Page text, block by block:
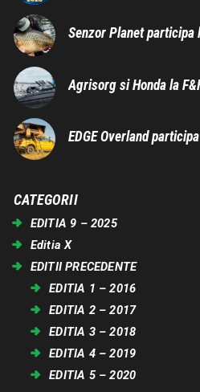
Senzor Planet participa
Agrisorg si Honda la
EDGE Overland
CATEGORII
EDITIA 9 – 2025
Editia X
EDITII PRECEDENTE
EDITIA 1 – 2016
EDITIA 2 – 2017
EDITIA 3 – 2018
EDITIA 4 – 2019
EDITIA 5 – 2020